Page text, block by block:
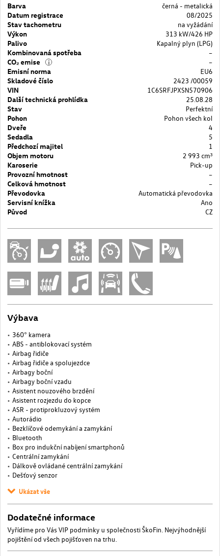
Barva
černá - metalická
Datum registrace
08/2025
Stav tachometru
na vyžádání
Výkon
313 kW/426 HP
Palivo
Kapalný plyn (LPG)
Kombinovaná spotřeba
–
CO₂ emise
i
–
Emisní norma
EU6
Skladové číslo
2423 /00059
VIN
1C6SRFJPXSN570906
Další technická prohlídka
25.08.28
Stav
Perfektní
Pohon
Pohon všech kol
Dveře
4
Sedadla
5
Předchozí majitel
1
Objem motoru
2 993 cm³
Karoserie
Pick-up
Provozní hmotnost
–
Celková hmotnost
–
Převodovka
Automatická převodovka
Servisní knížka
Ano
Původ
CZ
Výbava
360° kamera
ABS - antiblokovací systém
Airbag řidiče
Airbag řidiče a spolujezdce
Airbagy boční
Airbagy boční vzadu
Asistent nouzového brzdění
Asistent rozjezdu do kopce
ASR - protiprokluzový systém
Autorádio
Bezklíčové odemykání a zamykání
Bluetooth
Box pro indukční nabíjení smartphonů
Centrální zamykání
Dálkově ovládané centrální zamykání
Dešťový senzor
Ukázat vše
Dodatečné informace
Vyřídíme pro Vás VIP podmínky u společnosti ŠkoFin. Nejvýhodnější
pojištění od všech pojišťoven na trhu.